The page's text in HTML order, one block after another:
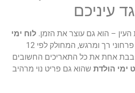
עיניכם
– הוא גם עוצר את הזמן. לוח ימי
בעיצוב פרחוני רך ומרגש, המחולק לפי 12
בבת אחת את כל התאריכים החשובים
ימי הולדת שהוא גם פריט נוי מרהיב